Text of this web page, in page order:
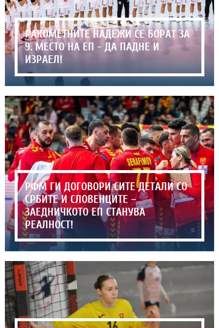
РАКОМЕТНИТЕ НАДЕЖИ СЕ БОРАТ ЗА
9. МЕСТО НА ЕП - ДА ПАДНЕ И
ИЗРАЕЛ!
РФМ ГИ ДОГОВОРИ СИТЕ ДЕТАЛИ СО
СРБИТЕ И СЛОВЕНЦИТЕ –
ЗАЕДНИЧКОТО ЕП СТАНУВА
РЕАЛНОСТ!